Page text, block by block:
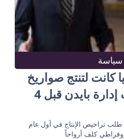
سياسة
كانت لتنتج صواريخ
باتريوت لو وافقت إدارة بايدن قبل 4
تراخيص الإنتاج في أول عام
كلف أرواحاً